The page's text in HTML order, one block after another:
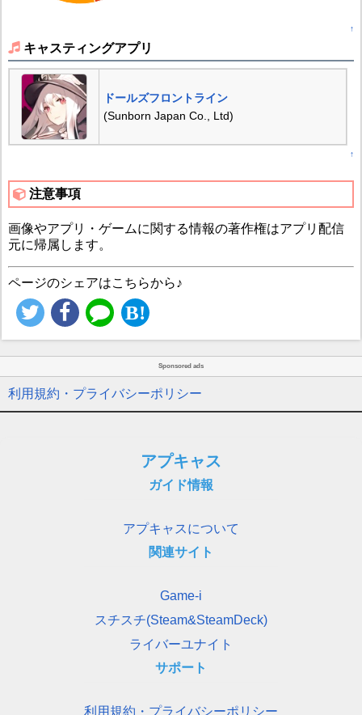
↑
キャスティングアプリ
ドールズフロントライン
(Sunborn Japan Co., Ltd)
↑
注意事項
画像やアプリ・ゲームに関する情報の著作権はアプリ配信
元に帰属します。
ページのシェアはこちらから♪
Sponsored ads
利用規約・プライバシーポリシー
アプキャス
ガイド情報
アプキャスについて
関連サイト
Game-i
スチスチ(Steam&SteamDeck)
ライバーユナイト
サポート
利用規約・プライバシーポリシー